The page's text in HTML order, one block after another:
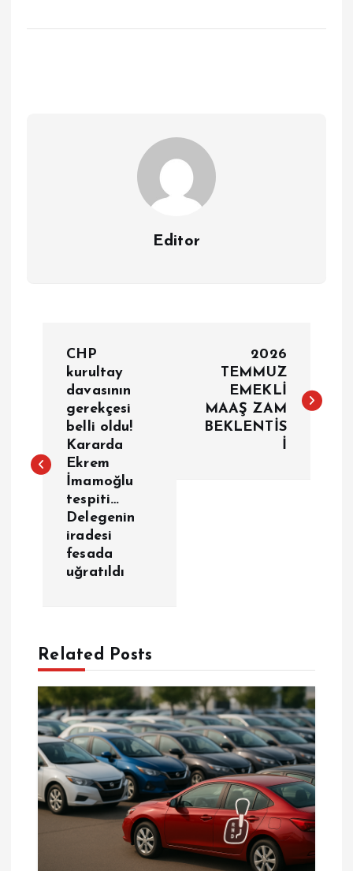
Editor
ı
n
m
e
s
CHP
kurultay
davasının
gerekçesi
belli oldu!
Kararda
Ekrem
İmamoğlu
tespiti…
Delegenin
iradesi
fesada
uğratıldı
2026
TEMMUZ
EMEKLİ
MAAŞ ZAM
BEKLENTİS
İ
Related Posts